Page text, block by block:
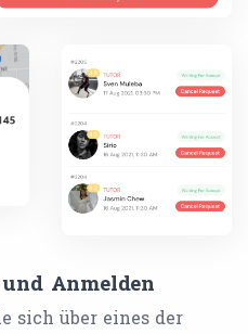
Anmelden
sich über eines der